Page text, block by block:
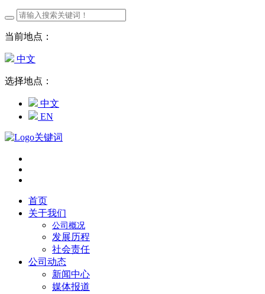
当前地点：
中文
选择地点：
中文
EN
首页
关于我们
公司概况
发展历程
社会责任
公司动态
新闻中心
媒体报道